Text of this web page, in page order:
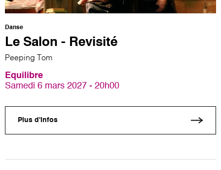
Danse
Le Salon - Revisité
Peeping Tom
Equilibre
Samedi 6 mars 2027 - 20h00
Plus d'infos